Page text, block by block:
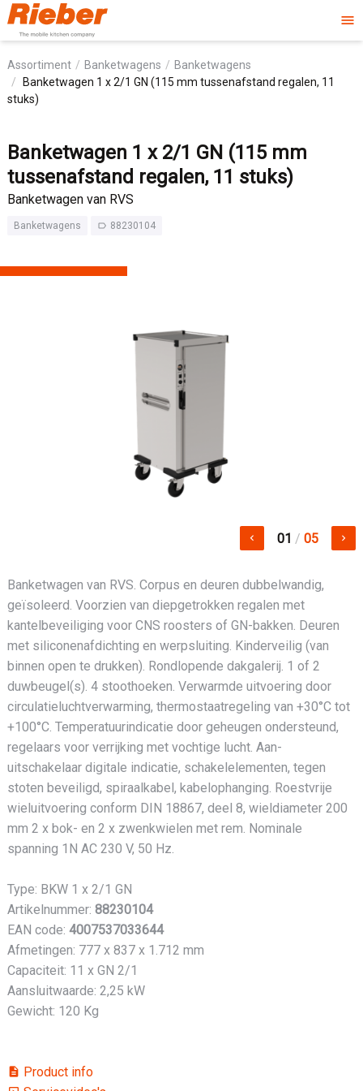
menu
Assortiment Banketwagens
Banketwagens
Banketwagen 1 x 2/1 GN (115 mm tussenafstand regalen, 11
stuks)
Banketwagen 1 x 2/1 GN (115 mm
tussenafstand regalen, 11 stuks)
Banketwagen van RVS
Banketwagens label_outline 88230104
keyboard_arrow_left 01 / 05 keyboard_arrow_right
Banketwagen van RVS. Corpus en deuren dubbelwandig,
geïsoleerd. Voorzien van diepgetrokken regalen met
kantelbeveiliging voor CNS roosters of GN-bakken. Deuren
met siliconenafdichting en werpsluiting. Kinderveilig (van
binnen open te drukken). Rondlopende dakgalerij. 1 of 2
duwbeugel(s). 4 stoothoeken. Verwarmde uitvoering door
circulatieluchtverwarming, thermostaatregeling van +30°C tot
+100°C. Temperatuurindicatie door geheugen ondersteund,
regelaars voor verrijking met vochtige lucht. Aan-
uitschakelaar digitale indicatie, schakelelementen, tegen
stoten beveiligd, spiraalkabel, kabelophanging. Roestvrije
wieluitvoering conform DIN 18867, deel 8, wieldiameter 200
mm 2 x bok- en 2 x zwenkwielen met rem. Nominale
spanning 1N AC 230 V, 50 Hz.
Type: BKW 1 x 2/1 GN
Artikelnummer: 88230104
EAN code: 4007537033644
Afmetingen: 777 x 837 x 1.712 mm
Capaciteit: 11 x GN 2/1
Aansluitwaarde: 2,25 kW
Gewicht: 120 Kg
description Product info